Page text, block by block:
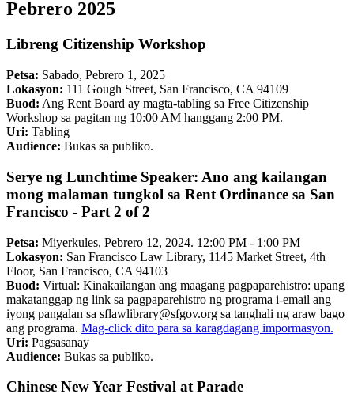
Pebrero 2025
Libreng Citizenship Workshop
Petsa: Sabado, Pebrero 1, 2025
Lokasyon: 111 Gough Street, San Francisco, CA 94109
Buod: Ang Rent Board ay magta-tabling sa Free Citizenship
Workshop sa pagitan ng 10:00 AM hanggang 2:00 PM.
Uri: Tabling
Audience: Bukas sa publiko.
Serye ng Lunchtime Speaker: Ano ang kailangan
mong malaman tungkol sa Rent Ordinance sa San
Francisco - Part 2 of 2
Petsa: Miyerkules, Pebrero 12, 2024. 12:00 PM - 1:00 PM
Lokasyon: San Francisco Law Library, 1145 Market Street, 4th
Floor, San Francisco, CA 94103
Buod: Virtual: Kinakailangan ang maagang pagpaparehistro: upang
makatanggap ng link sa pagpaparehistro ng programa i-email ang
iyong pangalan sa sflawlibrary@sfgov.org sa tanghali ng araw bago
ang programa. Mag-click dito para sa karagdagang impormasyon.
Uri: Pagsasanay
Audience: Bukas sa publiko.
Chinese New Year Festival at Parade